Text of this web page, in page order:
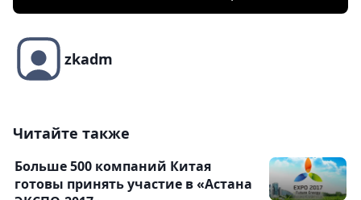
zkadm
Читайте также
Больше 500 компаний Китая
готовы принять участие в «Астана